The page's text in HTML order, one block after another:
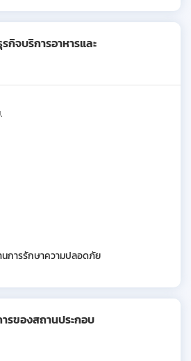
กิจบริการอาหารและ
การรักษาความปลอดภัย
รของสถานประกอบ